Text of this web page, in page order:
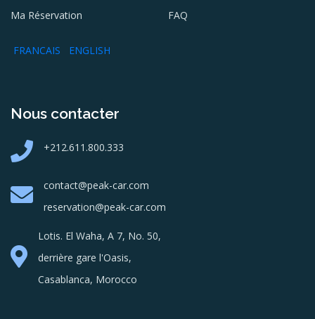
Ma Réservation
FRANCAIS ENGLISH
FAQ
Nous contacter
+212.611.800.333
contact@peak-car.com
reservation@peak-car.com
Lotis. El Waha, A 7, No. 50,
derrière gare l'Oasis,
Casablanca, Morocco